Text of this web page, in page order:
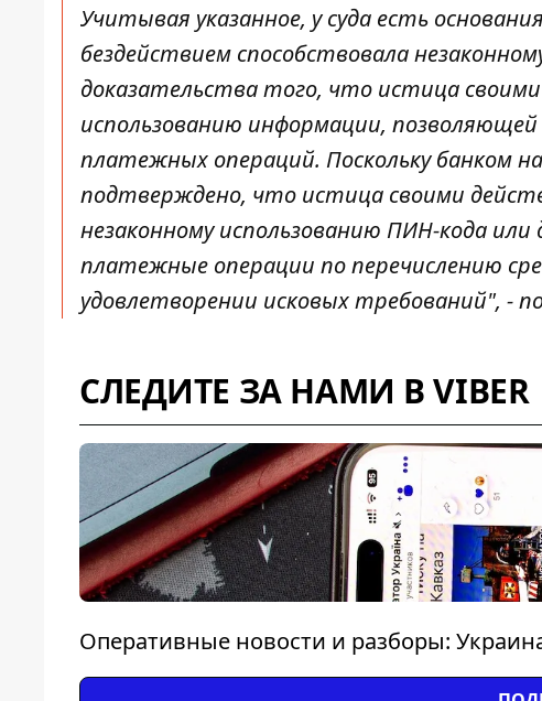
Учитывая указанное, у суда есть
бездействием способствовала
доказательства того, что истица
использованию информации,
платежных операций. Поскольку банком
подтверждено, что истица своими
незаконному использованию ПИН-кода
платежные операции по перечислению
удовлетворении исковых требований", -
СЛЕДИТЕ ЗА НАМИ В VIBER
Оперативные новости и разборы: